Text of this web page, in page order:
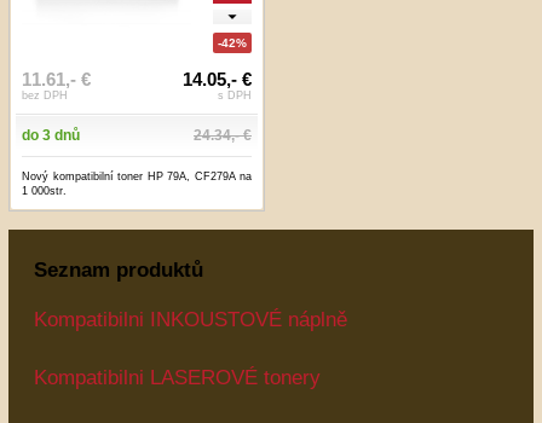
-42%
11.61,- €
bez DPH
14.05,- €
s DPH
do 3 dnů 24.34,- €
Nový kompatibilní toner HP 79A, CF279A na
1 000str.
Seznam produktů
Kompatibilni INKOUSTOVÉ náplně
Kompatibilni LASEROVÉ tonery